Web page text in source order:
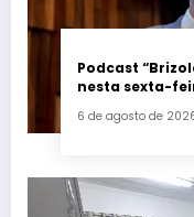
Podcast
nesta sexta-
6 de agosto de